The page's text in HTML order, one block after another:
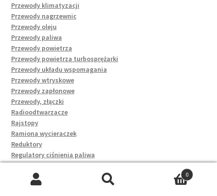
Przewody klimatyzacji
Przewody nagrzewnic
Przewody oleju
Przewody paliwa
Przewody powietrza
Przewody powietrza turbosprężarki
Przewody układu wspomagania
Przewody wtryskowe
Przewody zapłonowe
Przewody, złączki
Radioodtwarzacze
Rajstopy
Ramiona wycieraczek
Reduktory
Regulatory ciśnienia paliwa
Regulatory napięcia
Rękawice
Rękawiczki rowerowe
0